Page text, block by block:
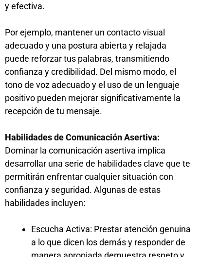
y efectiva.
Por ejemplo, mantener un contacto visual
adecuado y una postura abierta y relajada
puede reforzar tus palabras, transmitiendo
confianza y credibilidad. Del mismo modo, el
tono de voz adecuado y el uso de un lenguaje
positivo pueden mejorar significativamente la
recepción de tu mensaje.
Habilidades de Comunicación Asertiva:
Dominar la comunicación asertiva implica
desarrollar una serie de habilidades clave que te
permitirán enfrentar cualquier situación con
confianza y seguridad. Algunas de estas
habilidades incluyen:
Escucha Activa: Prestar atención genuina
a lo que dicen los demás y responder de